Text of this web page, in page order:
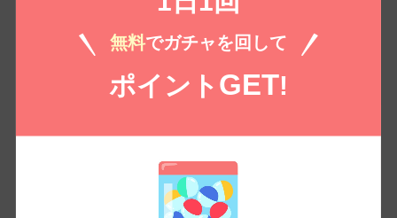
無料でガチャを回して
ポイント GET!